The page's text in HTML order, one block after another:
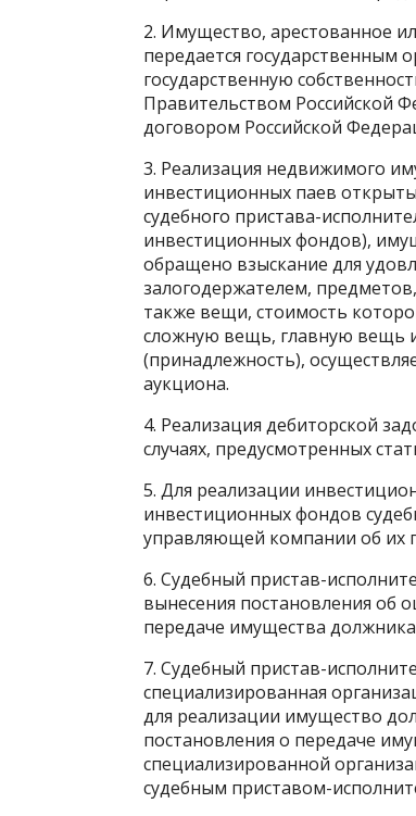
2. Имущество, арестованное
передается государственным
государственную
Правительством Российской
договором Российской
3. Реализация недвижимого
инвестиционных паев
судебного пристава-
инвестиционных фондов),
обращено взыскание для
залогодержателем,
также вещи, стоимость
сложную вещь, главную вещь
(принадлежность),
аукциона.
4. Реализация дебиторской
случаях, предусмотренных
5. Для реализации
инвестиционных фондов
управляющей компании об их
6. Судебный пристав-
вынесения постановления об
передаче имущества
7. Судебный пристав-
специализированная
для реализации имущество
постановления о передаче
специализированной
судебным приставом-